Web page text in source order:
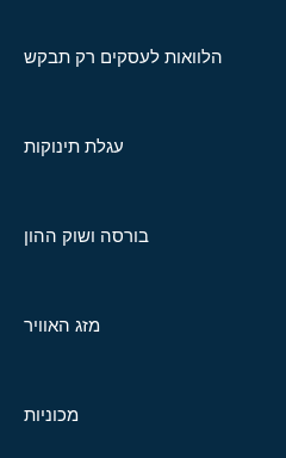
הלוואות לעסקים רק תבקש
עגלת תינוקות
בורסה ושוק ההון
מזג האוויר
מכוניות